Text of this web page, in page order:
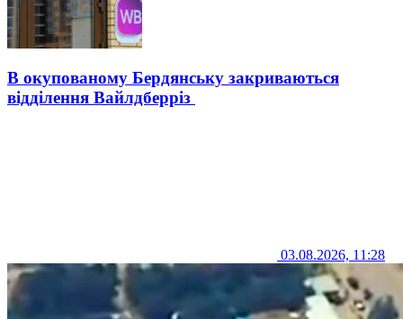
В окупованому Бердянську закриваються
відділення Вайлдберріз
03.08.2026, 11:28